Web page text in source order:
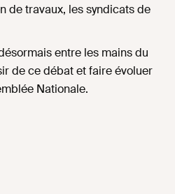
de travaux, les syndicats de
entre les mains du
de ce débat et faire évoluer
Nationale.